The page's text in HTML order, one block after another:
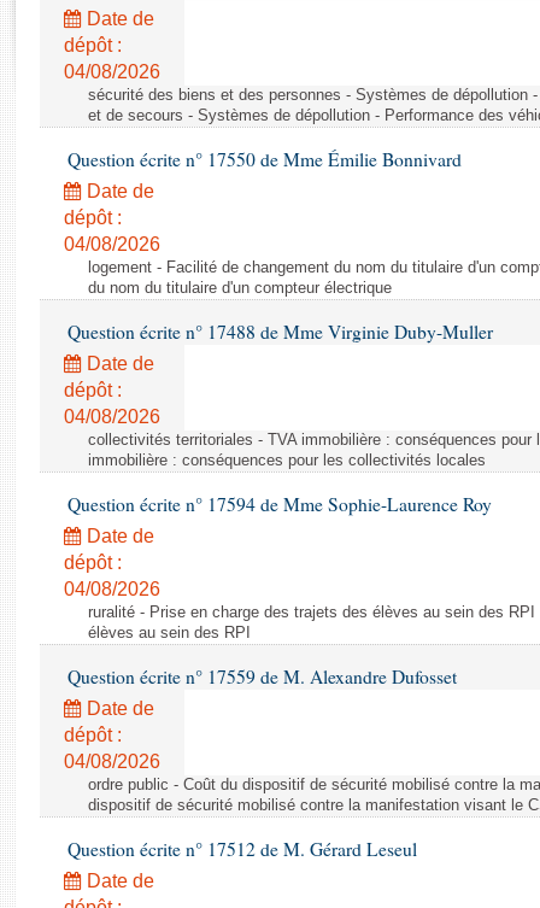
Rapports législatifs
Rapports sur l'application des lois
Baromètre de l’application des lois
Dossiers législatifs
Budget et sécurité sociale
Questions écrites et orales
Comptes rendus des débats
Date de
dépôt :
04/08/2026
sécurité des biens et des personnes - Systèmes de dépollution
et de secours - Systèmes de dépollution - Performance des
Question écrite n° 17550 de Mme Émilie Bonnivard
Date de
dépôt :
04/08/2026
logement - Facilité de changement du nom du titulaire d'un
du nom du titulaire d'un compteur électrique
Question écrite n° 17488 de Mme Virginie Duby-Muller
Date de
dépôt :
04/08/2026
collectivités territoriales - TVA immobilière : conséquences
immobilière : conséquences pour les collectivités locales
Question écrite n° 17594 de Mme Sophie-Laurence Roy
Date de
dépôt :
04/08/2026
ruralité - Prise en charge des trajets des élèves au sein des
élèves au sein des RPI
Question écrite n° 17559 de M. Alexandre Dufosset
Date de
dépôt :
04/08/2026
ordre public - Coût du dispositif de sécurité mobilisé contre la
dispositif de sécurité mobilisé contre la manifestation visant le
Question écrite n° 17512 de M. Gérard Leseul
Date de